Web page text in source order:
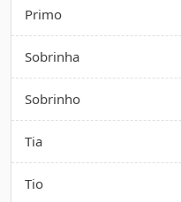
Primo
Sobrinha
Sobrinho
Tia
Tio